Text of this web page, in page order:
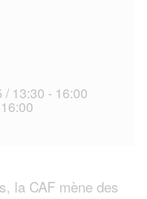
13:30 - 16:00
la CAF mène des